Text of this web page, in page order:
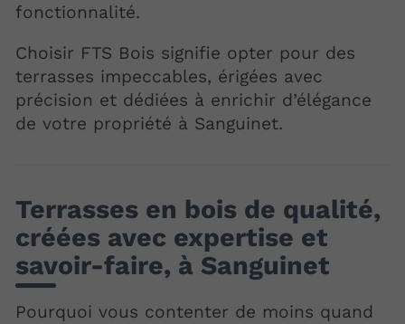
fonctionnalité.
Choisir FTS Bois signifie opter pour des
terrasses impeccables, érigées avec
précision et dédiées à enrichir d’élégance
de votre propriété à Sanguinet.
Terrasses en bois de qualité,
créées avec expertise et
savoir-faire, à Sanguinet
Pourquoi vous contenter de moins quand